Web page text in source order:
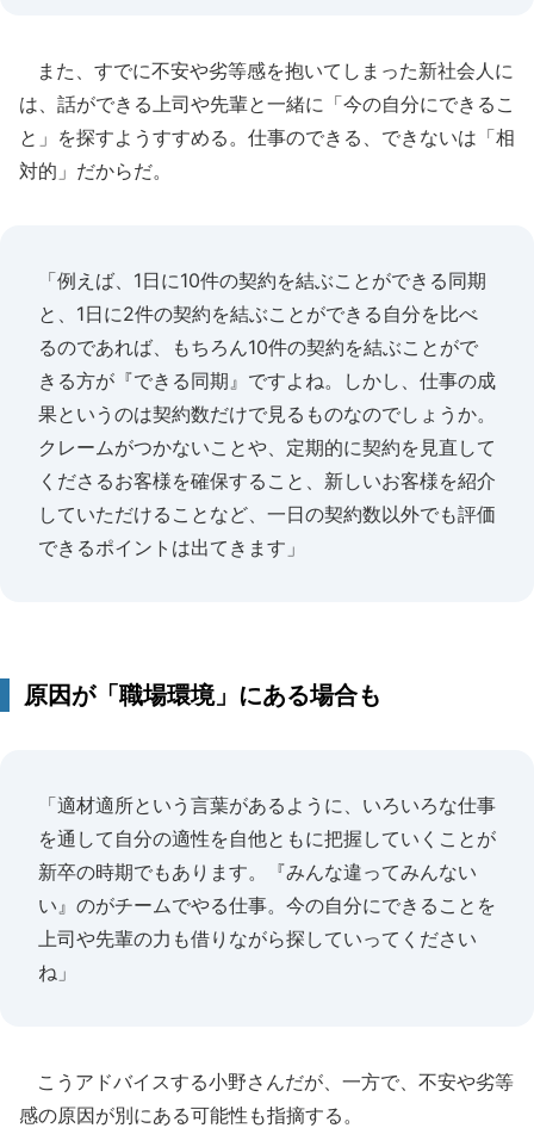
また、すでに不安や劣等感を抱いてしまった新社会人に
は、話ができる上司や先輩と一緒に「今の自分にできるこ
と」を探すようすすめる。仕事のできる、できないは「相
対的」だからだ。
「例えば、1日に10件の契約を結ぶことができる同期
と、1日に2件の契約を結ぶことができる自分を比べ
るのであれば、もちろん10件の契約を結ぶことがで
きる方が『できる同期』ですよね。しかし、仕事の成
果というのは契約数だけで見るものなのでしょうか。
クレームがつかないことや、定期的に契約を見直して
くださるお客様を確保すること、新しいお客様を紹介
していただけることなど、一日の契約数以外でも評価
できるポイントは出てきます」
原因が「職場環境」にある場合も
「適材適所という言葉があるように、いろいろな仕事
を通して自分の適性を自他ともに把握していくことが
新卒の時期でもあります。『みんな違ってみんない
い』のがチームでやる仕事。今の自分にできることを
上司や先輩の力も借りながら探していってください
ね」
こうアドバイスする小野さんだが、一方で、不安や劣等
感の原因が別にある可能性も指摘する。